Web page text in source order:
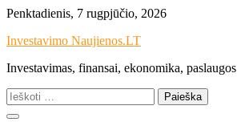
Skip
content
Penktadienis, 7 rugpjūčio, 2026
Investavimo Naujienos.LT
Investavimas, finansai, ekonomika, paslaugos
Ieškoti: